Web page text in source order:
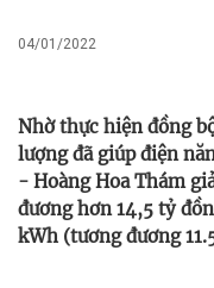
04/01/2022
Nhờ thực hiện đồng
lượng đã giúp điện
- Hoàng Hoa Thám
đương hơn 14,5 tỷ
kWh (tương đương